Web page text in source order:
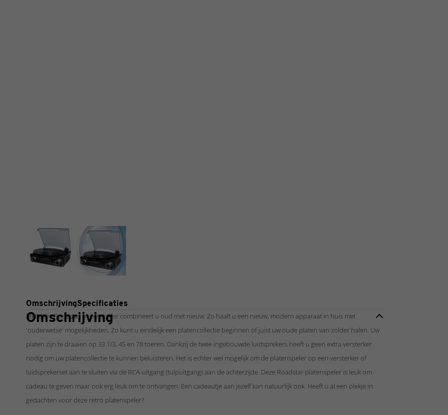
OmschrijvingSpecificaties
Omschrijving
Met deze Roadstar platenspeler combineert u oud met nieuw. Zo haalt u een nieuw, modern apparaat in huis met
'ouderwetse' mogelijkheden. Zo kunt u eindelijk een platencollectie beginnen of juist uw oude platen van zolder halen. Uw
platen zijn te draaien op 33 1/3, 45 en 78 toeren. Dankzij de twee ingebouwde luidsprekers heeft u geen extra versterker
nodig om uw platencollectie te kunnen beluisteren. Het is echter wel mogelijk om de platenspeler op een versterker of
luidsprekerset aan te sluiten via de RCA-uitgang (tulpuitgang) aan de achterzijde. Deze Roadstar platenspeler is leuk om
cadeau te geven maar ook erg leuk om te ontvangen. Een cadeautje aan jezelf kan natuurlijk ook. Heeft u al een plekje in
gedachten voor deze retro platenspeler?